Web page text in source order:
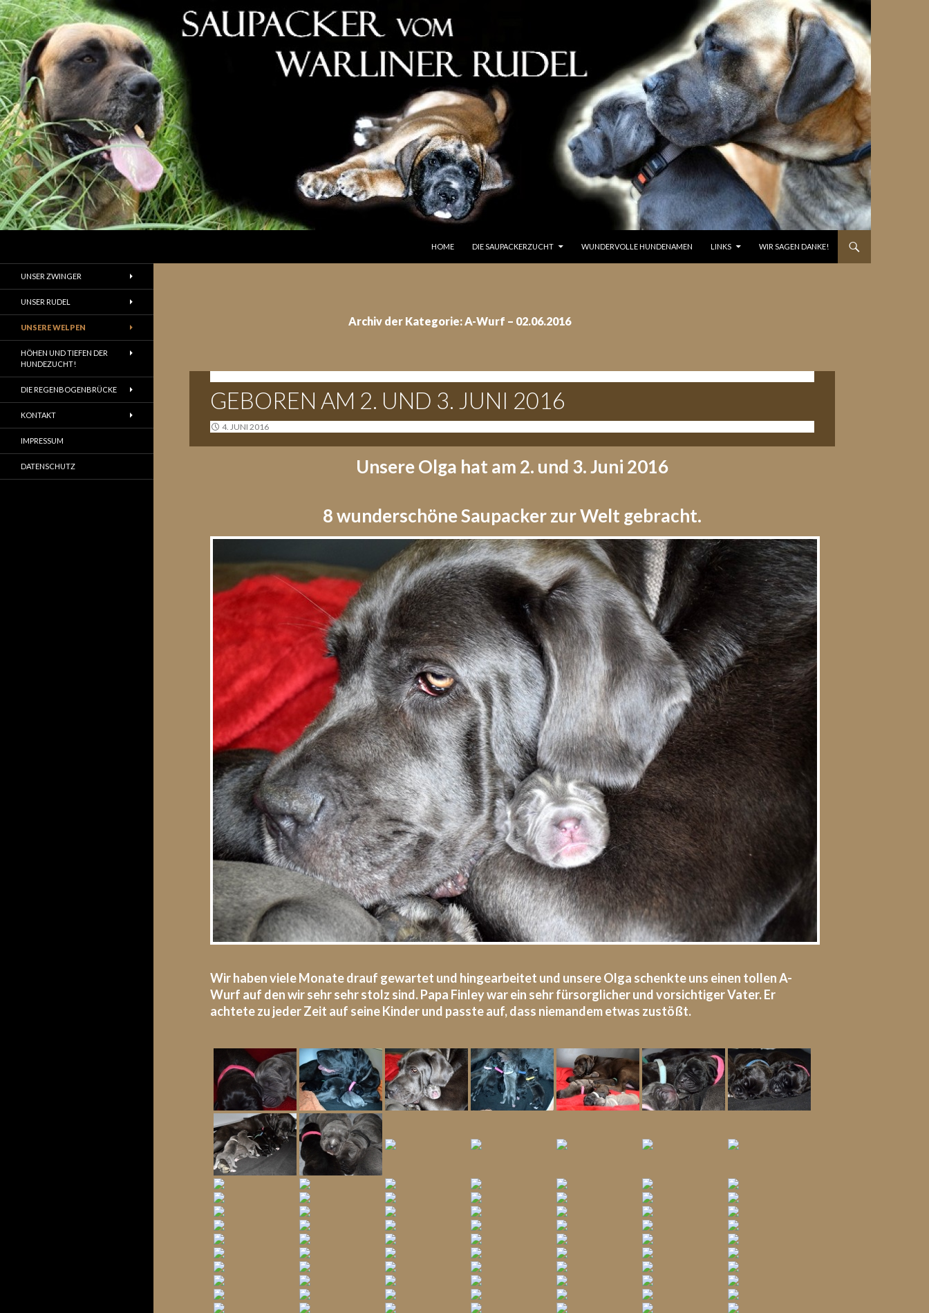
HOME
DIE SAUPACKERZUCHT WUNDERVOLLE HUNDENAMEN LINKS WIR SAGEN DANKE!
Archiv der Kategorie: A-Wurf – 02.06.2016
GEBOREN AM 2. UND 3. JUNI 2016
4. JUNI 2016
Unsere Olga hat am 2. und 3. Juni 2016
8 wunderschöne Saupacker zur Welt gebracht.
Wir haben viele Monate drauf gewartet und hingearbeitet und unsere Olga schenkte uns einen tollen A-
Wurf auf den wir sehr sehr stolz sind. Papa Finley war ein sehr fürsorglicher und vorsichtiger Vater. Er
achtete zu jeder Zeit auf seine Kinder und passte auf, dass niemandem etwas zustößt.
UNSER ZWINGER
UNSER RUDEL
UNSERE WELPEN
HÖHEN UND TIEFEN DER
HUNDEZUCHT!
DIE REGENBOGENBRÜCKE
KONTAKT
IMPRESSUM
DATENSCHUTZ